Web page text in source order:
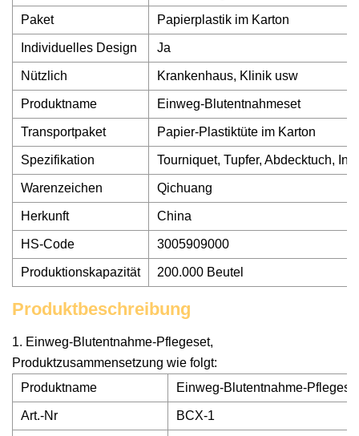
Paket Papierplastik im Karton
Individuelles Design Ja
Nützlich Krankenhaus, Klinik usw
Produktname Einweg-Blutentnahmeset
Transportpaket Papier-Plastiktüte im Karton
Spezifikation Tourniquet, Tupfer, Abdecktuch,
Warenzeichen Qichuang
Herkunft China
HS-Code 3005909000
Produktionskapazität 200.000 Beutel
Produktbeschreibung
1. Einweg-Blutentnahme-Pflegeset,
Produktzusammensetzung wie folgt:
Produktname
Einweg-Blutentnahme-
Art.-Nr BCX-1